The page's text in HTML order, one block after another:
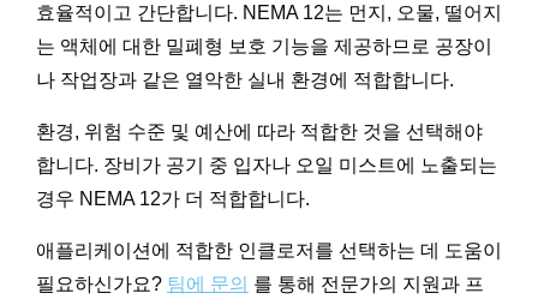
효율적이고 간단합니다. NEMA 12는 먼지, 오물, 떨어지
는 액체에 대한 밀폐형 보호 기능을 제공하므로 공장이
나 작업장과 같은 열악한 실내 환경에 적합합니다.
환경, 위험 수준 및 예산에 따라 적합한 것을 선택해야
합니다. 장비가 공기 중 입자나 오일 미스트에 노출되는
경우 NEMA 12가 더 적합합니다.
애플리케이션에 적합한 인클로저를 선택하는 데 도움이
필요하신가요? 팀에 문의 를 통해 전문가의 지원과 프